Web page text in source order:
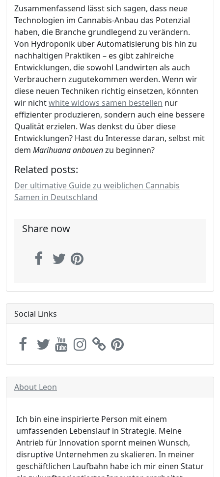
Zusammenfassend lässt sich sagen, dass neue
Technologien im Cannabis-Anbau das Potenzial
haben, die Branche grundlegend zu verändern.
Von Hydroponik über Automatisierung bis hin zu
nachhaltigen Praktiken – es gibt zahlreiche
Entwicklungen, die sowohl Landwirten als auch
Verbrauchern zugutekommen werden. Wenn wir
diese neuen Techniken richtig einsetzen, könnten
wir nichtwhite widows samen bestellen nur
effizienter produzieren, sondern auch eine bessere
Qualität erzielen. Was denkst du über diese
Entwicklungen? Hast du Interesse daran, selbst mit
dem Marihuana anbauenzu beginnen?
Related posts:
Der ultimative Guide zu weiblichen Cannabis
Samen in Deutschland
Share now
Social Links
About Leon
Ich bin eine inspirierte Person mit einem
umfassenden Lebenslauf in Strategie. Meine
Antrieb für Innovation spornt meinen Wunsch,
disruptive Unternehmen zu skalieren. In meiner
geschäftlichen Laufbahn habe ich mir einen Statur